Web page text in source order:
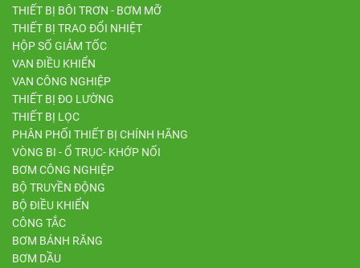
THIẾT BỊ BÔI TRƠN - BƠM MỠ
THIẾT BỊ TRAO ĐỔI NHIỆT
HỘP SỐ GIẢM TỐC
VAN ĐIỀU KHIỂN
VAN CÔNG NGHIỆP
THIẾT BỊ ĐO LƯỜNG
THIẾT BỊ LỌC
PHÂN PHỐI THIẾT BỊ CHÍNH HÃNG
VÒNG BI - Ổ TRỤC- KHỚP NỐI
BƠM CÔNG NGHIỆP
BỘ TRUYỀN ĐỘNG
BỘ ĐIỀU KHIỂN
CÔNG TẮC
BƠM BÁNH RĂNG
BƠM DẦU